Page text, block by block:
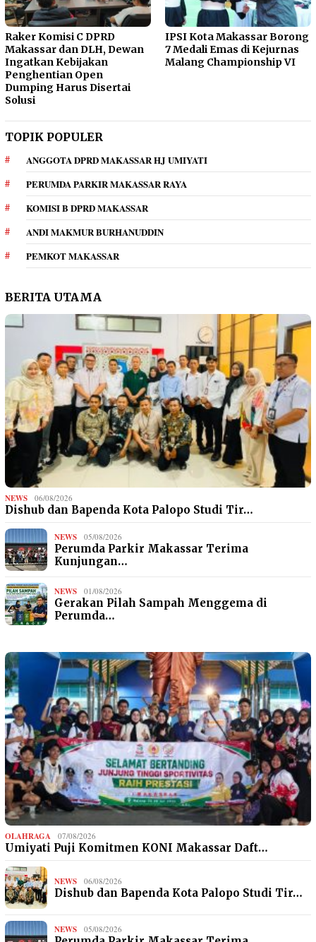
Raker Komisi C DPRD
Makassar dan DLH, Dewan
Ingatkan Kebijakan
Penghentian Open
Dumping Harus Disertai
Solusi
IPSI Kota Makassar Borong
7 Medali Emas di Kejurnas
Malang Championship VI
TOPIK POPULER
ANGGOTA DPRD MAKASSAR HJ UMIYATI
PERUMDA PARKIR MAKASSAR RAYA
KOMISI B DPRD MAKASSAR
ANDI MAKMUR BURHANUDDIN
PEMKOT MAKASSAR
BERITA UTAMA
NEWS 06/08/2026
Dishub dan Bapenda Kota Palopo Studi Tir…
NEWS 05/08/2026
Perumda Parkir Makassar Terima
Kunjungan…
NEWS 01/08/2026
Gerakan Pilah Sampah Menggema di
Perumda…
OLAHRAGA 07/08/2026
Umiyati Puji Komitmen KONI Makassar Daft…
NEWS 06/08/2026
Dishub dan Bapenda Kota Palopo Studi Tir…
NEWS 05/08/2026